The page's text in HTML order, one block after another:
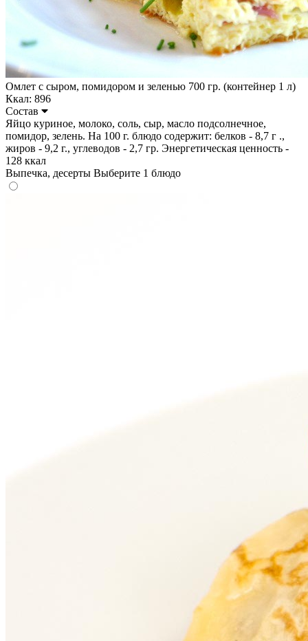
Омлет с сыром, помидором и зеленью 700 гр. (контейнер 1 л)
Ккал: 896
Состав
Яйцо куриное, молоко, соль, сыр, масло подсолнечное,
помидор, зелень. На 100 г. блюдо содержит: белков - 8,7 г .,
жиров - 9,2 г., углеводов - 2,7 гр. Энергетическая ценность -
128 ккал
Выпечка, десерты Выберите 1 блюдо